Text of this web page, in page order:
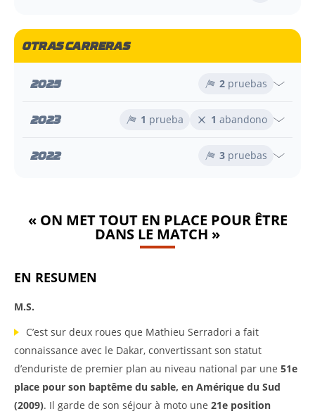
OTRAS CARRERAS
2025 2 pruebas
2023 1 prueba 1 abandono
2022 3 pruebas
« ON MET TOUT EN PLACE POUR ÊTRE
DANS LE MATCH »
EN RESUMEN
M.S.
C’est sur deux roues que Mathieu Serradori a fait
connaissance avec le Dakar, convertissant son statut
d’enduriste de premier plan au niveau national par une 51e
place pour son baptême du sable, en Amérique du Sud
(2009). Il garde de son séjour à moto une 21e position